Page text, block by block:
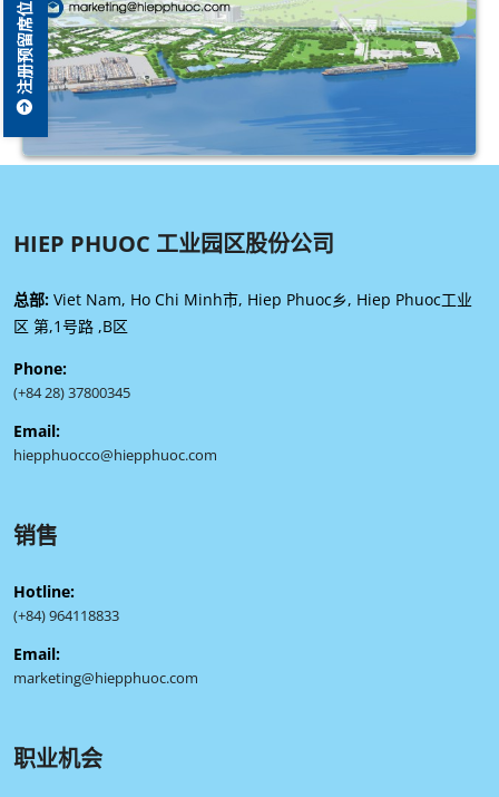
注册预留席位
HIEP PHUOC 工业园区股份公司
总部: Viet Nam, Ho Chi Minh市, Hiep Phuoc乡, Hiep Phuoc工业
区 第,1号路 ,B区
Phone:
(+84 28) 37800345
Email:
hiepphuocco@hiepphuoc.com
销售
Hotline:
(+84) 964118833
Email:
marketing@hiepphuoc.com
职业机会